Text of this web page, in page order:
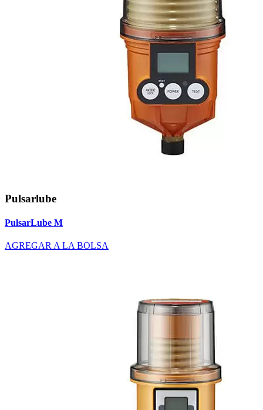
Pulsarlube
PulsarLube M
AGREGAR A LA BOLSA